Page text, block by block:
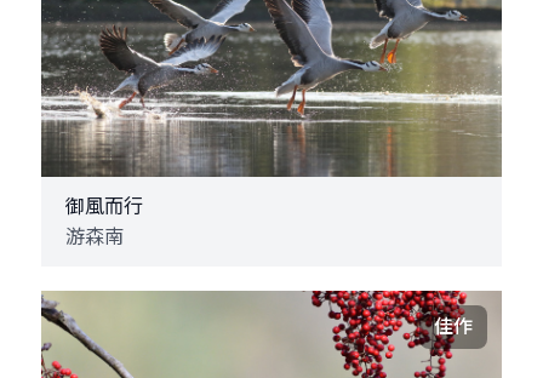
御風而行
游森南
佳作